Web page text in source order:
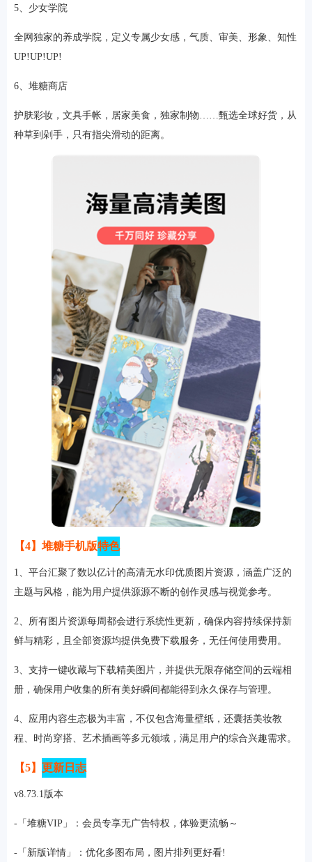
5、少女学院
全网独家的养成学院，定义专属少女感，气质、审美、形象、知性
UP!UP!UP!
6、堆糖商店
护肤彩妆，文具手帐，居家美食，独家制物……甄选全球好货，从
种草到剁手，只有指尖滑动的距离。
【4】堆糖手机版特色
1、平台汇聚了数以亿计的高清无水印优质图片资源，涵盖广泛的
主题与风格，能为用户提供源源不断的创作灵感与视觉参考。
2、所有图片资源每周都会进行系统性更新，确保内容持续保持新
鲜与精彩，且全部资源均提供免费下载服务，无任何使用费用。
3、支持一键收藏与下载精美图片，并提供无限存储空间的云端相
册，确保用户收集的所有美好瞬间都能得到永久保存与管理。
4、应用内容生态极为丰富，不仅包含海量壁纸，还囊括美妆教
程、时尚穿搭、艺术插画等多元领域，满足用户的综合兴趣需求。
【5】 更新日志
v8.73.1版本
-「堆糖VIP」：会员专享无广告特权，体验更流畅～
-「新版详情」：优化多图布局，图片排列更好看!